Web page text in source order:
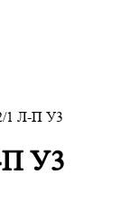
1 Л-П У3
П У3